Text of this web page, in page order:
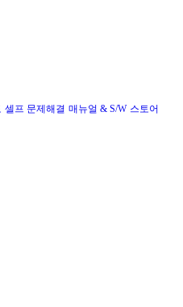
셀프 문제해결 매뉴얼 & S/W 스토어